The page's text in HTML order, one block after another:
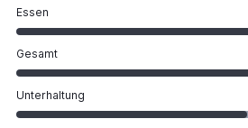
Essen
Gesamt
Unterhaltung